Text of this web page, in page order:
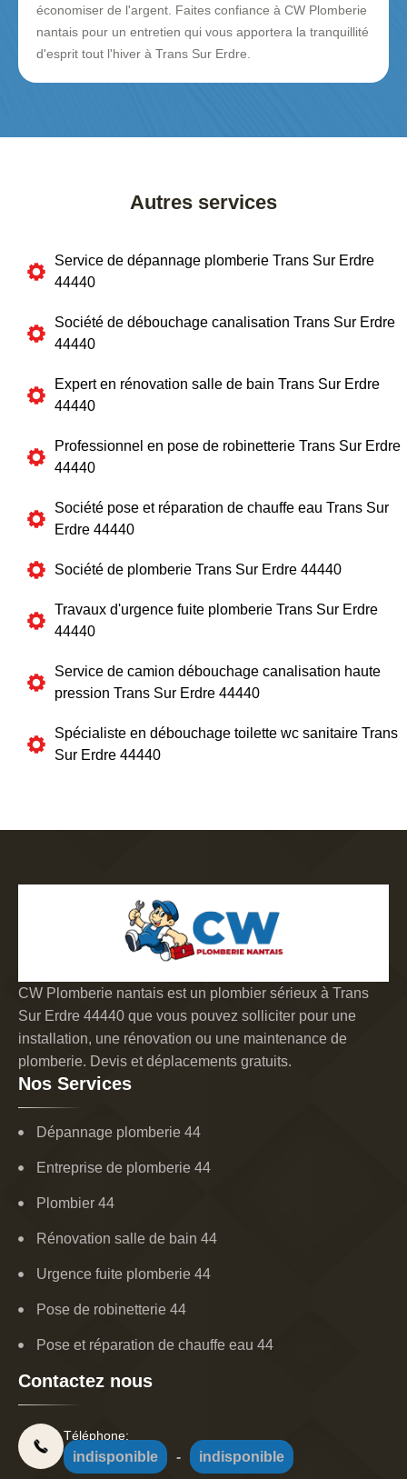
économiser de l'argent. Faites confiance à CW Plomberie
nantais pour un entretien qui vous apportera la tranquillité
d'esprit tout l'hiver à Trans Sur Erdre.
Autres services
Service de dépannage plomberie Trans Sur Erdre
44440
Société de débouchage canalisation Trans Sur Erdre
44440
Expert en rénovation salle de bain Trans Sur Erdre
44440
Professionnel en pose de robinetterie Trans Sur Erdre
44440
Société pose et réparation de chauffe eau Trans Sur
Erdre 44440
Société de plomberie Trans Sur Erdre 44440
Travaux d'urgence fuite plomberie Trans Sur Erdre
44440
Service de camion débouchage canalisation haute
pression Trans Sur Erdre 44440
Spécialiste en débouchage toilette wc sanitaire Trans
Sur Erdre 44440
CW Plomberie nantais est un plombier sérieux à Trans
Sur Erdre 44440 que vous pouvez solliciter pour une
installation, une rénovation ou une maintenance de
plomberie. Devis et déplacements gratuits.
Nos Services
Dépannage plomberie 44
Entreprise de plomberie 44
Plombier 44
Rénovation salle de bain 44
Urgence fuite plomberie 44
Pose de robinetterie 44
Pose et réparation de chauffe eau 44
Contactez nous
Téléphone:
indisponible - indisponible